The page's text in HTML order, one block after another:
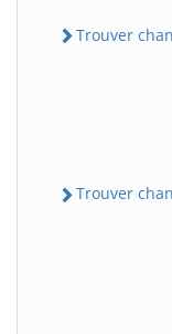
Trouver
Trouver